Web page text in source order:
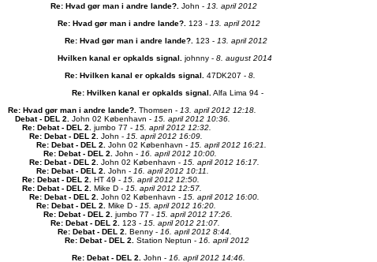
Re: Hvad gør man i andre lande? John - 13. april 2012
Re: Hvad gør man i andre lande?
123 - 13. april 2012
Re: Hvad gør man i andre lande?
123 - 13. april 2012
Hvilken kanal er opkalds signal
johnny - 8. august 2014
Re: Hvilken kanal er opkalds signal
47DK207 - 8.
Re: Hvilken kanal er opkalds signal Alfa Lima 94 -
Re: Hvad gør man i andre lande? Thomsen - 13. april 2012 12:18.
Debat - DEL 2
John 02 København - 15. april 2012 10:36.
Re: Debat - DEL 2
jumbo 77 - 15. april 2012 12:32.
Re: Debat - DEL 2
John - 15. april 2012 16:09.
Re: Debat - DEL 2
John 02 København - 15. april 2012 16:21.
Re: Debat - DEL 2
John - 16. april 2012 10:00.
Re: Debat - DEL 2
John 02 København - 15. april 2012 16:17.
Re: Debat - DEL 2
John - 16. april 2012 10:11.
Re: Debat - DEL 2
HT 49 - 15. april 2012 12:50.
Re: Debat - DEL 2
Mike D - 15. april 2012 12:57.
Re: Debat - DEL 2
John 02 København - 15. april 2012 16:00.
Re: Debat - DEL 2
Mike D - 15. april 2012 16:20.
Re: Debat - DEL 2
jumbo 77 - 15. april 2012 17:26.
Re: Debat - DEL 2
123 - 15. april 2012 21:07.
Re: Debat - DEL 2
Benny - 16. april 2012 8:44.
Re: Debat - DEL 2
Station Neptun - 16. april 2012
Re: Debat - DEL 2
John - 16. april 2012 14:46.